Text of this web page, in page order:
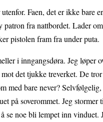
Faen, det er ikke bare
patron fra nattbordet. Lader
pistolen fram fra under puta.
i inngangsdøra. Jeg løper
det tjukke treverket. De
med bare never?
på soverommet. Jeg stormer
se noe bli lempet inn vinduet.